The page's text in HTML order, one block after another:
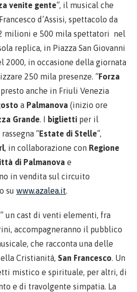
venite gente”, il musical che
d’Assisi, spettacolo da
milioni e 500 mila spettatori nel
replica, in Piazza San Giovanni
2000, in occasione della giornata
250 mila presenze. “Forza
anche in Friuli Venezia
a Palmanova (inizio ore
Grande. I biglietti per il
“Estate di Stelle”,
, in collaborazione con Regione
di Palmanova e
in vendita sul circuito
su www.azalea.it.
” un cast di venti elementi, fra
accompagneranno il pubblico
che racconta una delle
Cristianità, San Francesco. Un
mistico e spirituale, per altri, di
e di travolgente simpatia. La